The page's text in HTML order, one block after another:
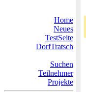
Home
Neues
TestSeite
DorfTratsch
Suchen
Teilnehmer
Projekte